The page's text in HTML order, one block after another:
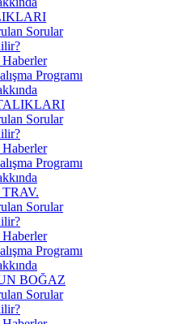
Sorular
Programı
Sorular
Programı
Sorular
Programı
BOĞAZ
Sorular